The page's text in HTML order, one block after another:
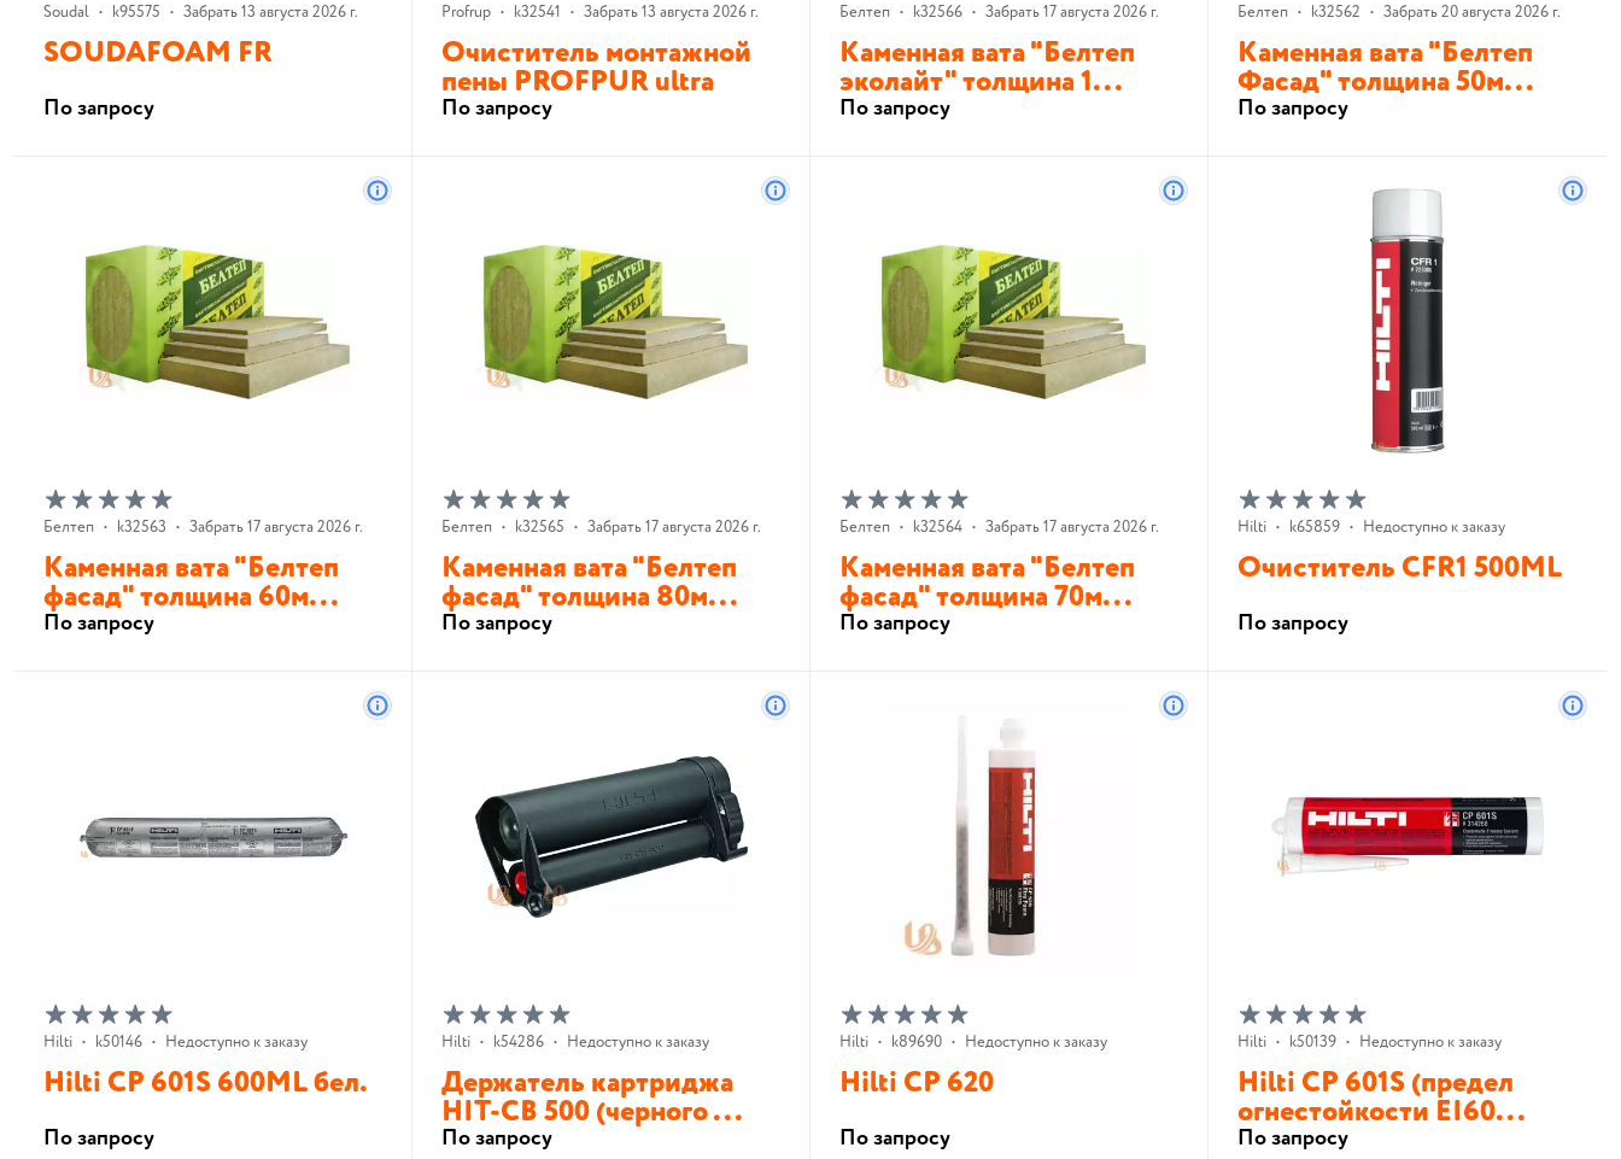
Soudal • k95575 • Забрать 13 августа 2026 г.
SOUDAFOAM FR
По запросу
Profrup • k32541 • Забрать 13 августа 2026 г.
Очиститель монтажной
пены PROFPUR ultra
По запросу
Белтеп • k32566 • Забрать 17 августа 2026 г.
Каменная вата "Белтеп
эколайт" толщина 1...
По запросу
Белтеп • k32562 • Забрать 20 августа 2026 г.
Каменная вата "Белтеп
Фасад" толщина 50м...
По запросу
Белтеп • k32563 • Забрать 17 августа 2026 г.
Каменная вата "Белтеп
фасад" толщина 60м...
По запросу
Белтеп • k32565 • Забрать 17 августа 2026 г.
Каменная вата "Белтеп
фасад" толщина 80м...
По запросу
Белтеп • k32564 • Забрать 17 августа 2026 г.
Каменная вата "Белтеп
фасад" толщина 70м...
По запросу
Hilti • k65859 • Недоступно к заказу
Очиститель CFR1 500ML
По запросу
Hilti • k50146 • Недоступно к заказу
Hilti CP 601S 600ML бел.
По запросу
Hilti • k54286 • Недоступно к заказу
Держатель картриджа
HIT-CB 500 (черного ...
По запросу
Hilti • k89690 • Недоступно к заказу
Hilti CP 620
По запросу
Hilti • k50139 • Недоступно к заказу
Hilti CP 601S (предел
огнестойкости EI60...
По запросу